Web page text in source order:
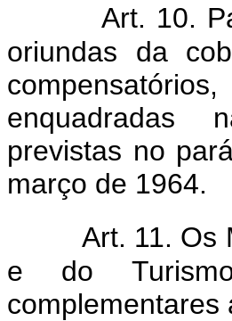
Art. 10.
oriundas da
enquadradas
previstas no
março de 1964.
Art. 11. Os
e do
complementares